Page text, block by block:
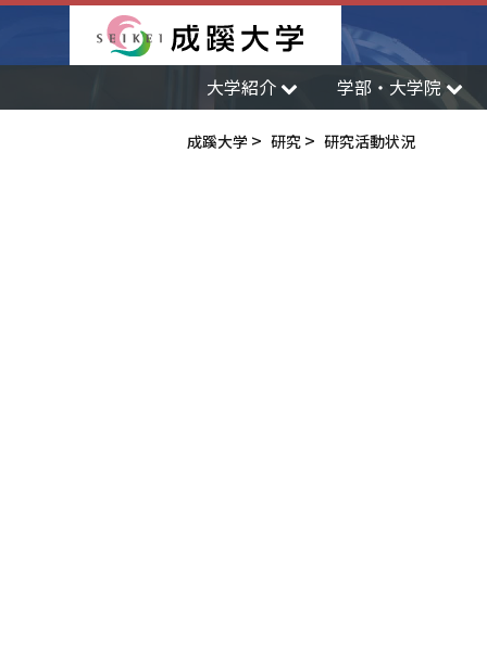
成蹊大学
大学紹介 学部・大学院
成蹊大学 研究 研究活動状況